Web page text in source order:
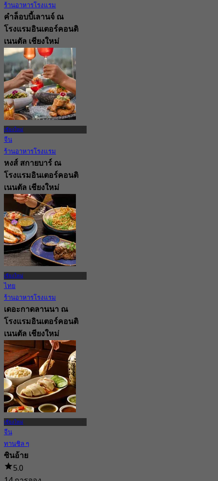
ร้านอาหารโรงแรม
คำล็อบบี้เลานจ์ ณ
โรงแรมอินเตอร์คอนติ
เนนตัล เชียงใหม่
New
4.9
จาก฿ 625
เชียงใหม่
จีน
ร้านอาหารโรงแรม
หงส์ สกายบาร์ ณ
โรงแรมอินเตอร์คอนติ
เนนตัล เชียงใหม่
New
4.9
จาก฿ 337.5
เชียงใหม่
ไทย
ร้านอาหารโรงแรม
เดอะกาดลานนา ณ
โรงแรมอินเตอร์คอนติ
เนนตัล เชียงใหม่
New
4.9
จาก฿ 625
เชียงใหม่
จีน
ทานชิล ๆ
ซินอ้าย
5.0